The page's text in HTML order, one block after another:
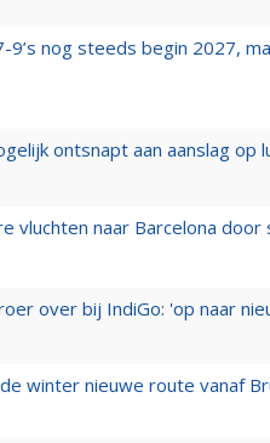
9’s nog steeds begin 2027,
ontsnapt aan aanslag op
vluchten naar Barcelona door
over bij IndiGo: 'op naar
winter nieuwe route vanaf